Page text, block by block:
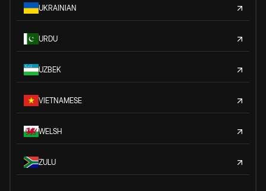
UKRAINIAN
URDU
UZBEK
VIETNAMESE
WELSH
ZULU